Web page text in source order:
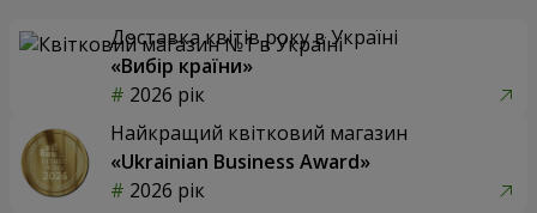
Доставка квітів року в Україні
«Вибір країни»
2026 рік
Найкращий квітковий магазин
«Ukrainian Business Award»
2026 рік